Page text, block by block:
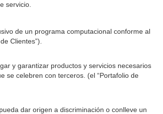
servicio.
de un programa computacional conforme al
Clientes”).
y garantizar productos y servicios necesarios
se celebren con terceros. (el “Portafolio de
dar origen a discriminación o conlleve un